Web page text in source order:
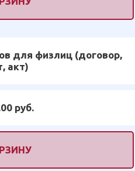
для физлиц (договор,
акт)
руб.